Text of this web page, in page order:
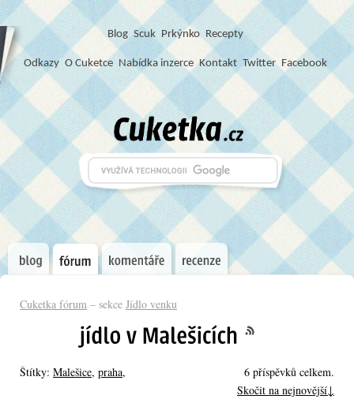
Blog Scuk Prkýnko Recepty
Odkazy O Cuketce Nabídka inzerce Kontakt Twitter Facebook
Cuketka fórum – sekce Jídlo venku
Štítky: Malešice, praha,
6 příspěvků celkem.
Skočit na nejnovější↓